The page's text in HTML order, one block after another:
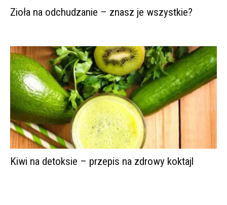
Zioła na odchudzanie – znasz je wszystkie?
Kiwi na detoksie – przepis na zdrowy koktajl